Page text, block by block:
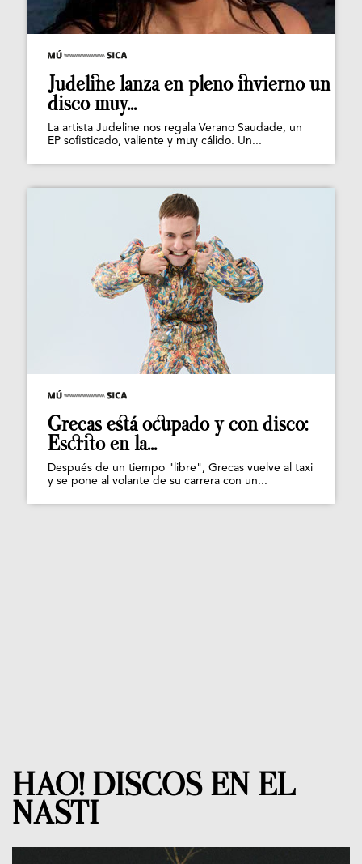
Judeline lanza en pleno invierno un
disco muy...
La artista Judeline nos regala Verano Saudade, un
EP sofisticado, valiente y muy cálido. Un...
Grecas está ocupado y con disco:
Escrito en la...
Después de un tiempo "libre", Grecas vuelve al taxi
y se pone al volante de su carrera con un...
HAO! DISCOS EN EL
NASTI